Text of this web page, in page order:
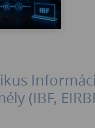
(IBF,